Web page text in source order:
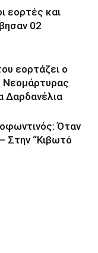
εορτές και
02
εορτάζει ο
Νεομάρτυρας
Δαρδανέλια
Όταν
Στην “Κιβωτό